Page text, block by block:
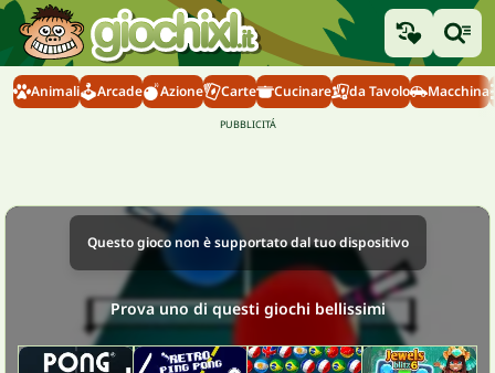
Animali Arcade Azione Carte Cucinare da Tavolo Macchina
Questo gioco non è supportato dal tuo dispositivo
Prova uno di questi giochi bellissimi